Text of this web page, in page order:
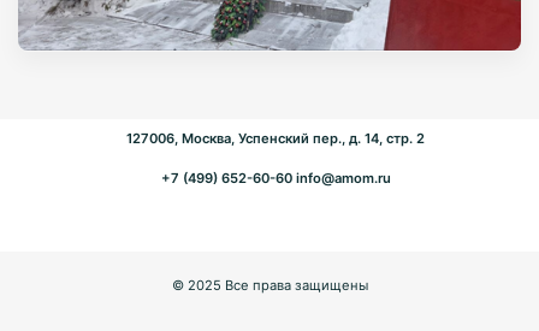
127006, Москва, Успенский пер., д. 14, стр. 2
+7 (499) 652-60-60 info@amom.ru
© 2025 Все права защищены